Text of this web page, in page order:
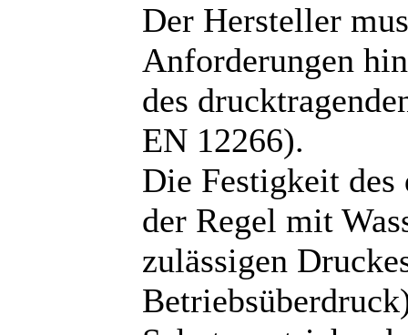
Der Hersteller
Anforderungen
des
EN 12266).
Die Festigkeit des
der Regel mit
zulässigen